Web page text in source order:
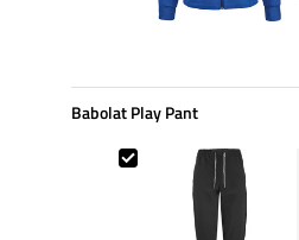
Babolat Play Pant
Babolat Play Pant